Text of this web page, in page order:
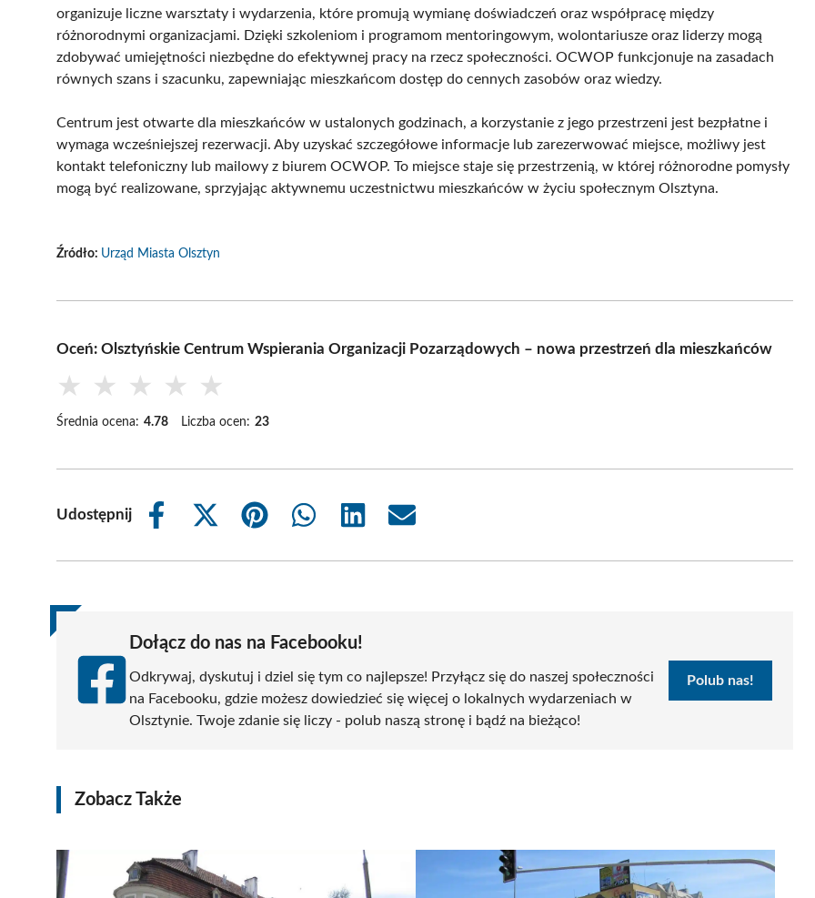
organizuje liczne warsztaty i wydarzenia, które promują wymianę doświadczeń oraz współpracę między
różnorodnymi organizacjami. Dzięki szkoleniom i programom mentoringowym, wolontariusze oraz liderzy mogą
zdobywać umiejętności niezbędne do efektywnej pracy na rzecz społeczności. OCWOP funkcjonuje na zasadach
równych szans i szacunku, zapewniając mieszkańcom dostęp do cennych zasobów oraz wiedzy.
Centrum jest otwarte dla mieszkańców w ustalonych godzinach, a korzystanie z jego przestrzeni jest bezpłatne i
wymaga wcześniejszej rezerwacji. Aby uzyskać szczegółowe informacje lub zarezerwować miejsce, możliwy jest
kontakt telefoniczny lub mailowy z biurem OCWOP. To miejsce staje się przestrzenią, w której różnorodne pomysły
mogą być realizowane, sprzyjając aktywnemu uczestnictwu mieszkańców w życiu społecznym Olsztyna.
Źródło: Urząd Miasta Olsztyn
Oceń: Olsztyńskie Centrum Wspierania Organizacji Pozarządowych – nowa przestrzeń dla mieszkańców
★ ★ ★ ★ ★
Średnia ocena: 4.78 Liczba ocen: 23
Udostępnij
Share
Share
(Twitter)
Share
Share
Share
Share
Dołącz do nas na Facebooku!
Odkrywaj, dyskutuj i dziel się tym co najlepsze! Przyłącz się do naszej społeczności
na Facebooku, gdzie możesz dowiedzieć się więcej o lokalnych wydarzeniach w
Olsztynie. Twoje zdanie się liczy - polub naszą stronę i bądź na bieżąco!
Polub nas!
Zobacz Także